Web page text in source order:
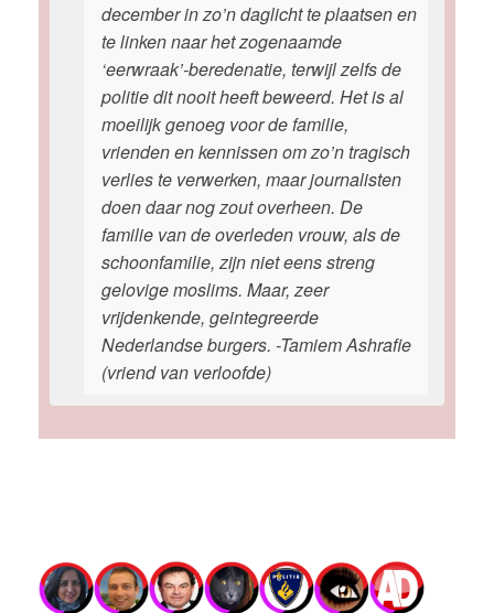
december in zo’n daglicht te plaatsen en
te linken naar het zogenaamde
‘eerwraak’-beredenatie, terwijl zelfs de
politie dit nooit heeft beweerd. Het is al
moeilijk genoeg voor de familie,
vrienden en kennissen om zo’n tragisch
verlies te verwerken, maar journalisten
doen daar nog zout overheen. De
familie van de overleden vrouw, als de
schoonfamilie, zijn niet eens streng
gelovige moslims. Maar, zeer
vrijdenkende, geintegreerde
Nederlandse burgers. -Tamiem Ashrafie
(vriend van verloofde)